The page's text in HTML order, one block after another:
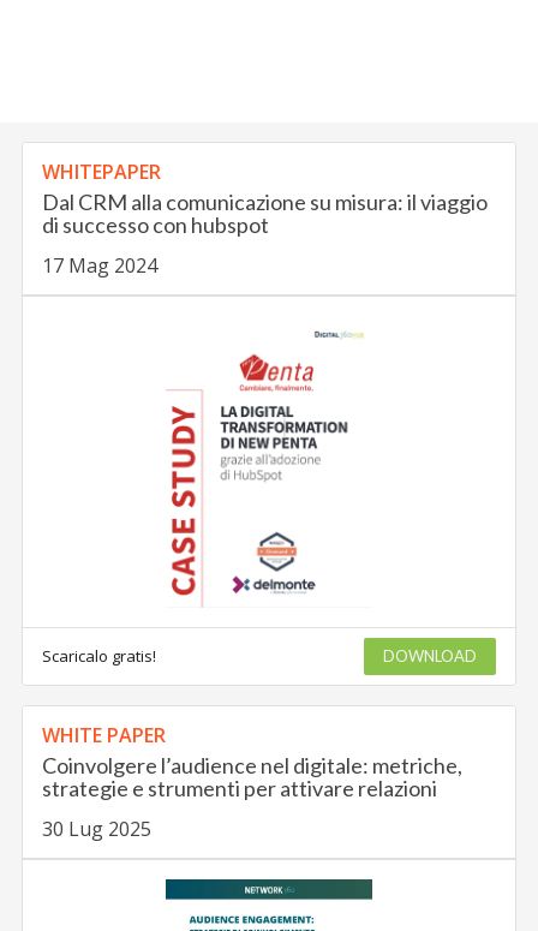
WHITEPAPER
Dal CRM alla comunicazione su misura: il viaggio
di successo con hubspot
17 Mag 2024
Scaricalo gratis! DOWNLOAD
WHITE PAPER
Coinvolgere l’audience nel digitale: metriche,
strategie e strumenti per attivare relazioni
30 Lug 2025